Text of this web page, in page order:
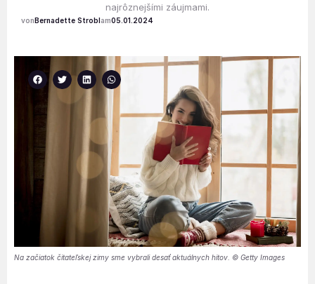
najrôznejšími záujmami.
Bernadette Strobl 05.01.2024
Na začiatok čitateľskej zimy sme vybrali desať aktuálnych hitov. © Getty Images